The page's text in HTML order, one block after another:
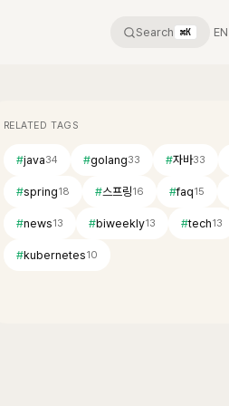
Search ⌘K EN
RELATED TAGS
#java34 #golang33 #자바33
#spring18 #스프링16 #faq15
#news13 #biweekly13 #tech13
#kubernetes10